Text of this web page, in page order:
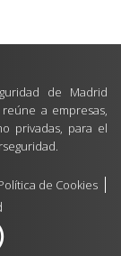
de Madrid
a empresas,
privadas, para el
de Cookies